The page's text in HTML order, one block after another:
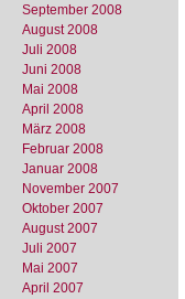
September 2008
August 2008
Juli 2008
Juni 2008
Mai 2008
April 2008
März 2008
Februar 2008
Januar 2008
November 2007
Oktober 2007
August 2007
Juli 2007
Mai 2007
April 2007